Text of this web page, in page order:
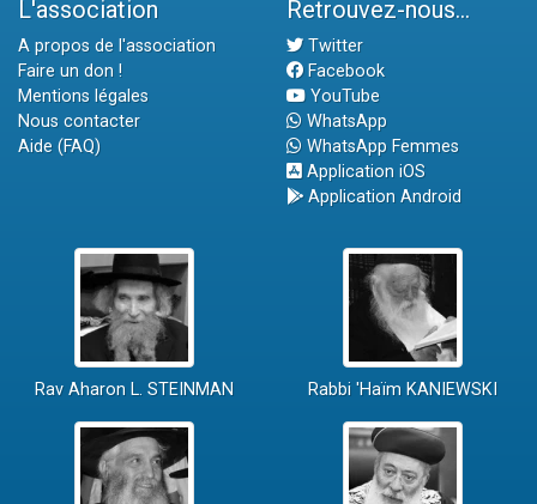
L'association
A propos de l'association
Faire un don !
Mentions légales
Nous contacter
Aide (FAQ)
Retrouvez-nous...
Twitter
Facebook
YouTube
WhatsApp
WhatsApp Femmes
Application iOS
Application Android
Rav Aharon L. STEINMAN Rabbi 'Haïm KANIEWSKI